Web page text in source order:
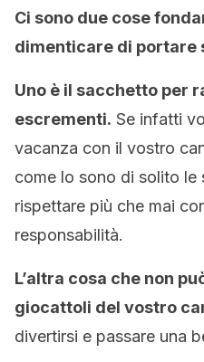
Ci sono due cose
dimenticare di portare
Uno è il sacchetto per
escrementi. Se infatti
vacanza con il vostro
come lo sono di solito
rispettare più che mai
responsabilità.
L’altra cosa che non
giocattoli del vostro
divertirsi e passare una